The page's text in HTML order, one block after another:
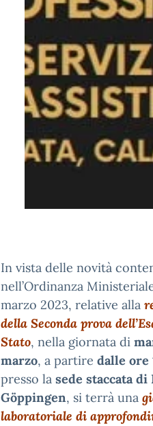
In vista delle novità
nell’Ordinanza
marzo 2023, relative alla
della Seconda prova
Stato, nella giornata di
marzo, a partire dalle ore
presso la sede staccata di
Göppingen, si terrà una
laboratoriale di